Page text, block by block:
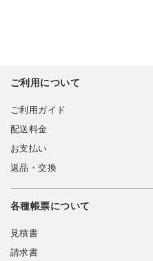
ご利用について
ご利用ガイド
配送料金
お支払い
返品・交換
各種帳票について
見積書
請求書